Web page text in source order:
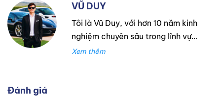
VŨ DUY
Tôi là Vũ Duy, với hơn 10 năm kinh
nghiệm chuyên sâu trong lĩnh vực
lốp xe. Trong suốt thời gian đó,
Đánh giá